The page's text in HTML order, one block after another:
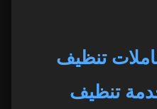
تنظيف
تنظيف